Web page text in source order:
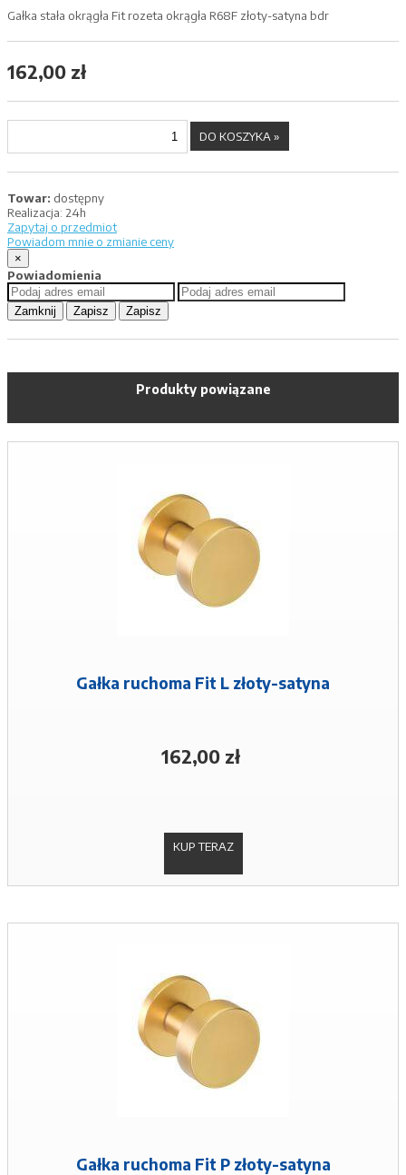
Gałka stała okrągła Fit rozeta okrągła R68F złoty-satyna bdr
162,00 zł
Towar: dostępny
Realizacja: 24h
Zapytaj o przedmiot
Powiadom mnie o zmianie ceny
×
Powiadomienia
Zamknij Zapisz Zapisz
Produkty powiązane
Gałka ruchoma Fit L złoty-satyna
162,00 zł
KUP TERAZ
Gałka ruchoma Fit P złoty-satyna